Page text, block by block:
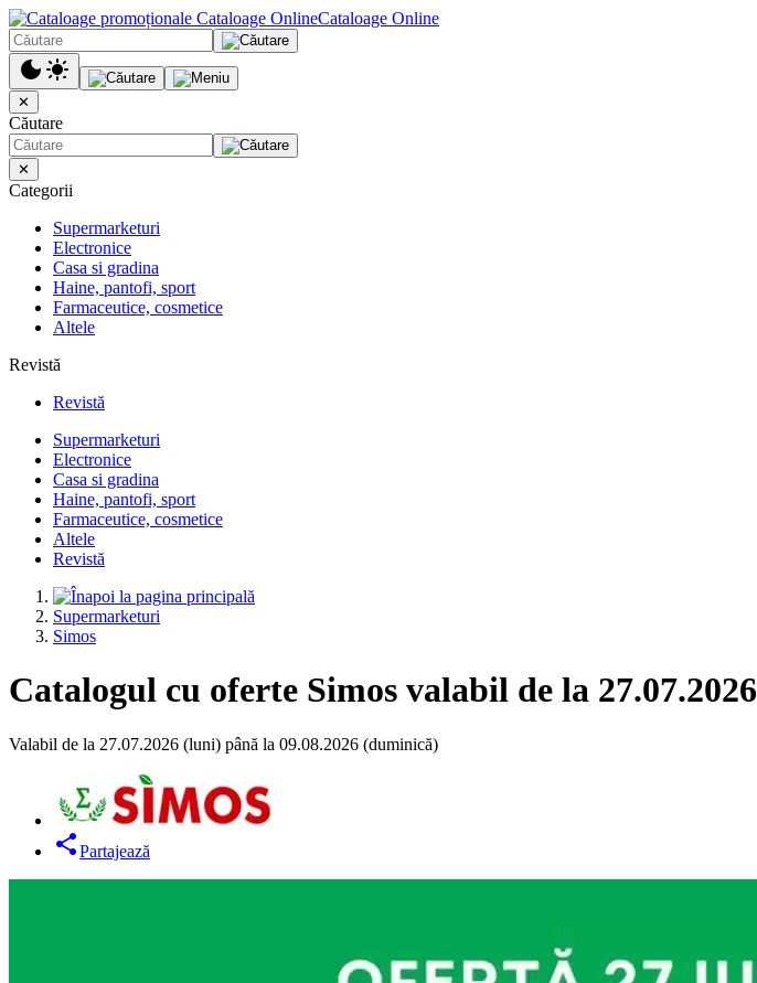
Cataloage Online
✕
Căutare
✕
Categorii
Supermarketuri
Electronice
Casa si gradina
Haine, pantofi, sport
Farmaceutice, cosmetice
Altele
Revistă
Revistă
Supermarketuri
Electronice
Casa si gradina
Haine, pantofi, sport
Farmaceutice, cosmetice
Altele
Revistă
Supermarketuri
Simos
Catalogul cu oferte Simos valabil de la 27.07.2026
Valabil de la 27.07.2026 (luni) până la 09.08.2026 (duminică)
Partajează